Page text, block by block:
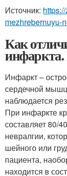
Источник:
mezhrebernuyu-
Как
Инфаркт –
сердечной
наблюдается
При инфаркте
составляет 80/
невралгии,
шейного или
пациента,
находится в